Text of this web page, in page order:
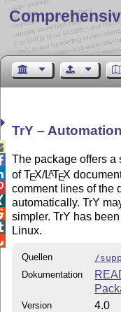
TrY –
The package offers a
ofTEX/LATEX
comment lines of the
automatically. TrY
simpler. TrY has
Linux.
Quellen
/
Dokumentation
Version 4.0